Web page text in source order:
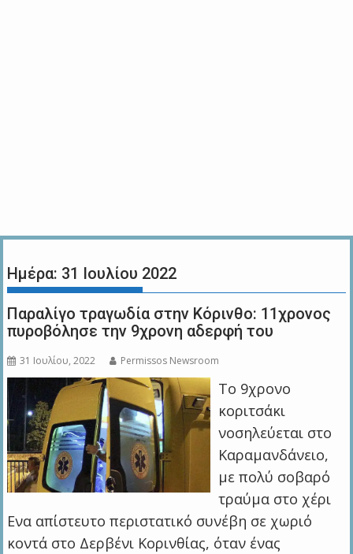
Ημέρα: 31 Ιουλίου 2022
Παραλίγο τραγωδία στην Κόρινθο: 11χρονος
πυροβόλησε την 9χρονη αδερφή του
31 Ιουλίου, 2022 Permissos Newsroom
Το 9χρονο
κοριτσάκι
νοσηλεύεται στο
Καραμανδάνειο,
με πολύ σοβαρό
τραύμα στο χέρι
Ενα απίστευτο περιστατικό συνέβη σε χωριό
κοντά στο Δερβένι Κορινθίας, όταν ένας